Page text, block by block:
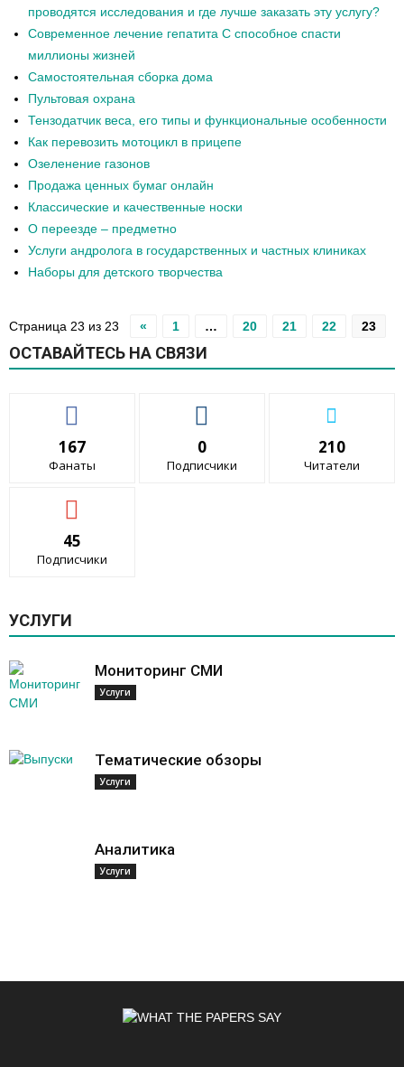
проводятся исследования и где лучше заказать эту услугу?
Современное лечение гепатита С способное спасти
миллионы жизней
Самостоятельная сборка дома
Пультовая охрана
Тензодатчик веса, его типы и функциональные особенности
Как перевозить мотоцикл в прицепе
Озеленение газонов
Продажа ценных бумаг онлайн
Классические и качественные носки
О переезде – предметно
Услуги андролога в государственных и частных клиниках
Наборы для детского творчества
Страница 23 из 23 « 1 … 20 21 22 23
ОСТАВАЙТЕСЬ НА СВЯЗИ
167
Фанаты
0
Подписчики
210
Читатели
45
Подписчики
УСЛУГИ
Мониторинг СМИ
Услуги
Тематические обзоры
Услуги
Аналитика
Услуги